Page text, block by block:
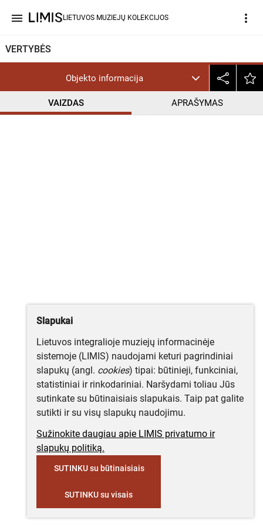
menu LIETUVOS MUZIEJŲ KOLEKCIJOS more_vert
VERTYBĖS
Objekto informacija
VAIZDAS APRAŠYMAS
Slapukai
Lietuvos integralioje muziejų informacinėje
sistemoje (LIMIS) naudojami keturi pagrindiniai
slapukų (angl. cookies) tipai: būtinieji, funkciniai,
statistiniai ir rinkodariniai. Naršydami toliau Jūs
sutinkate su būtinaisiais slapukais. Taip pat galite
sutikti ir su visų slapukų naudojimu.
Sužinokite daugiau apie LIMIS privatumo ir
slapukų politiką.
SUTINKU su būtinaisiais
SUTINKU su visais